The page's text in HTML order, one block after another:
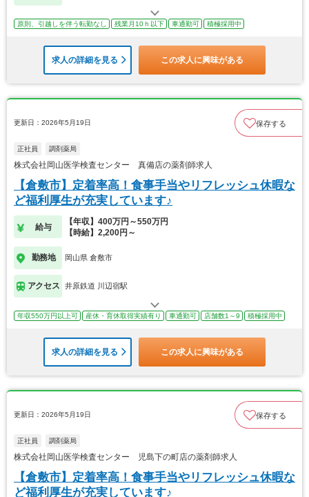
原則、引越しを伴う転勤なし 残業月10ｈ以下 車通勤可 積極採用中
求人の詳細を見る この求人に興味がある
更新日：2026年5月19日 保存する
正社員 調剤薬局
株式会社岡山医学検査センター 真備店の薬剤師求人
【倉敷市】定着率高！食事手当やリフレッシュ休暇な
ど福利厚生が充実しています♪
給与
【年収】400万円～550万円
【時給】2,200円～
勤務地 岡山県 倉敷市
アクセス 井原鉄道 川辺宿駅
年収550万円以上可 産休・育休取得実績有り 車通勤可 店舗数1～9 積極採用中
求人の詳細を見る この求人に興味がある
更新日：2026年5月19日 保存する
正社員 調剤薬局
株式会社岡山医学検査センター 児島下の町店の薬剤師求人
【倉敷市】定着率高！食事手当やリフレッシュ休暇な
ど福利厚生が充実しています♪